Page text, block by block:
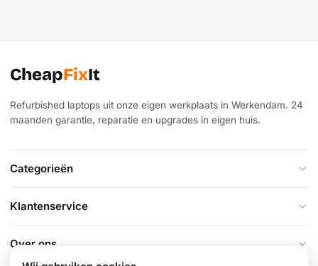
CheapFixIt
Refurbished laptops uit onze eigen werkplaats in Werkendam. 24
maanden garantie, reparatie en upgrades in eigen huis.
Categorieën
Klantenservice
Over ons